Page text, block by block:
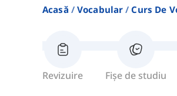
Acasă Vocabular Curs De
Revizuire Fișe de studiu